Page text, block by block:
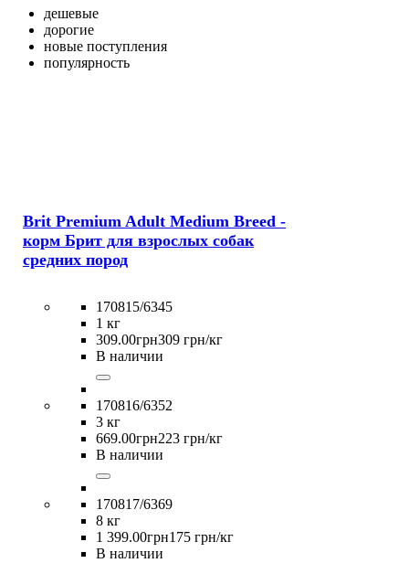
дешевые
дорогие
новые поступления
популярность
Brit Premium Adult Medium Breed -
корм Брит для взрослых собак
средних пород
170815/6345
1 кг
309.00грн309 грн/кг
В наличии
170816/6352
3 кг
669.00грн223 грн/кг
В наличии
170817/6369
8 кг
1 399.00грн175 грн/кг
В наличии